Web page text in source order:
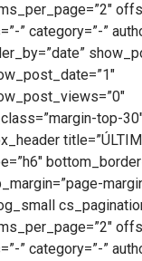
” category=”-”
top-
” category=”-”